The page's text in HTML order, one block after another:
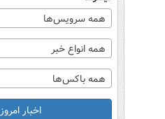
همه سرویس‌ها
همه انواع خبر
همه باکس‌ها
اخبار امروز